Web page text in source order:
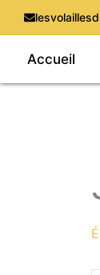
Aller
au
contenuAccueil
1